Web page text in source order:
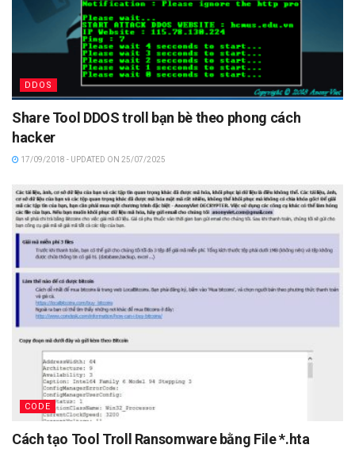
DDOS
Share Tool DDOS troll bạn bè theo phong cách
hacker
17/09/2018 - UPDATED ON 25/07/2025
CODE
Cách tạo Tool Troll Ransomware bằng File *.hta